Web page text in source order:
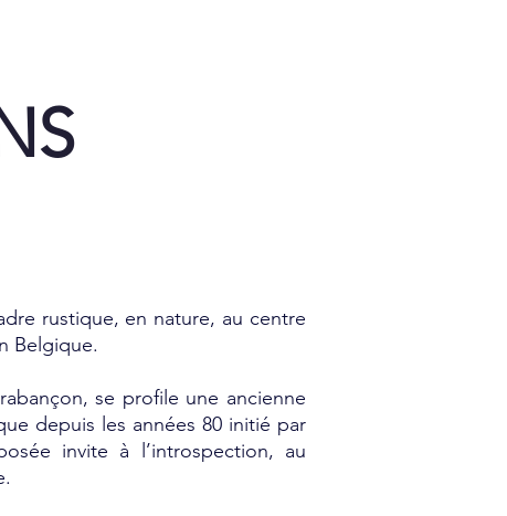
rustique, en nature, au centre
Belgique.
se profile une ancienne
depuis les années 80 initié par
invite à l’introspection, au